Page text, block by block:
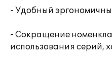
- Удобный
- Сокращение
использования серий,